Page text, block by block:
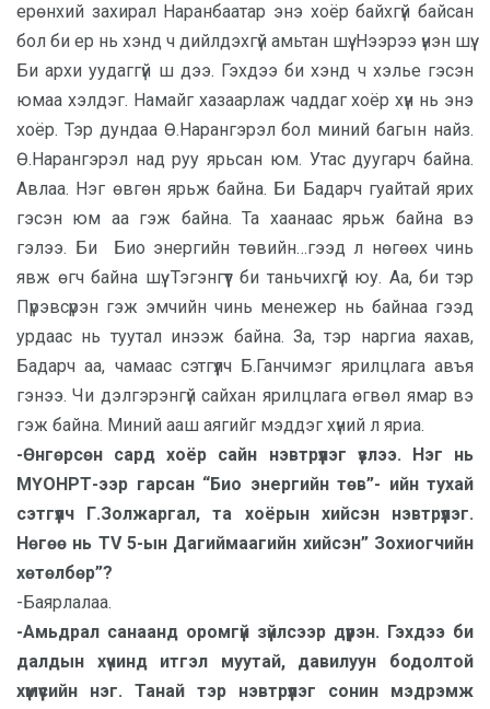
ерөнхий захирал Наранбаатар энэ хоёр байхгүй байсан
бол би ер нь хэнд ч дийлдэхгүй амьтан шүү. Нээрээ үнэн шүү.
Би архи уудаггүй ш дээ. Гэхдээ би хэнд ч хэлье гэсэн
юмаа хэлдэг. Намайг хазаарлаж чаддаг хоёр хүн нь энэ
хоёр. Тэр дундаа Ө.Нарангэрэл бол миний багын найз.
Ө.Нарангэрэл над руу ярьсан юм. Утас дуугарч байна.
Авлаа. Нэг өвгөн ярьж байна. Би Бадарч гуайтай ярих
гэсэн юм аа гэж байна. Та хаанаас ярьж байна вэ
гэлээ. Би Био энергийн төвийн…гээд л нөгөөх чинь
явж өгч байна шүү. Тэгэнгүүт би таньчихгүй юу. Аа, би тэр
Пүрэвсүрэн гэж эмчийн чинь менежер нь байнаа гээд
урдаас нь туутал инээж байна. За, тэр наргиа яахав,
Бадарч аа, чамаас сэтгүүлч Б.Ганчимэг ярилцлага авъя
гэнээ. Чи дэлгэрэнгүй сайхан ярилцлага өгвөл ямар вэ
гэж байна. Миний ааш аягийг мэддэг хүний л яриа.
-Өнгөрсөн сард хоёр сайн нэвтрүүлэг үзлээ. Нэг нь
МҮОНРТ-ээр гарсан “Био энергийн төв”- ийн тухай
сэтгүүлч Г.Золжаргал, та хоёрын хийсэн нэвтрүүлэг.
Нөгөө нь TV 5-ын Дагиймаагийн хийсэн” Зохиогчийн
хөтөлбөр”?
-Баярлалаа.
-Амьдрал санаанд оромгүй зүйлсээр дүүрэн. Гэхдээ би
далдын хүчинд итгэл муутай, давилуун бодолтой
хүмүүсийн нэг. Танай тэр нэвтрүүлэг сонин мэдрэмж